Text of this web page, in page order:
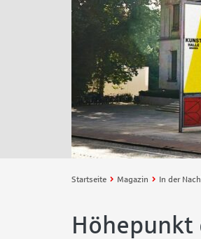
Startseite Magazin In der
Höhepunkt